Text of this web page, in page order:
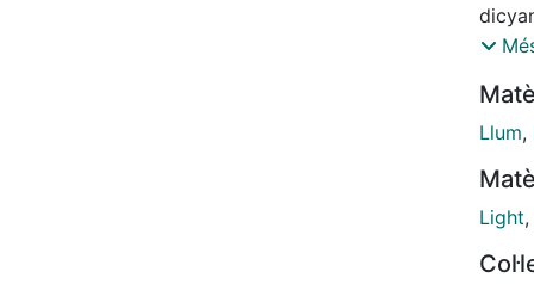
Such
Llum,
Light,